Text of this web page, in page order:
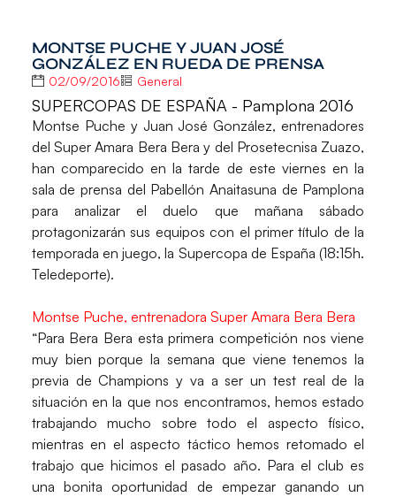
MONTSE PUCHE Y JUAN JOSÉ
GONZÁLEZ EN RUEDA DE PRENSA
02/09/2016 General
SUPERCOPAS DE ESPAÑA - Pamplona 2016
Montse Puche yJuan José González, entrenadores
delSuper Amara Bera Beray del Prosetecnisa Zuazo,
han comparecido en la tarde de este viernes en la
sala de prensa del Pabellón Anaitasuna de Pamplona
para analizar el duelo que mañana sábado
protagonizarán sus equipos con el primer título de la
temporada en juego, la Supercopa de España (18:15h.
Teledeporte).
Montse Puche, entrenadora Super Amara Bera Bera
“Para Bera Bera esta primera competición nos viene
muy bien porque la semana que viene tenemos la
previa de Champions y va a ser un test real de la
situación en la que nos encontramos, hemos estado
trabajando mucho sobre todo el aspecto físico,
mientras en el aspecto táctico hemos retomado el
trabajo que hicimos el pasado año. Para el club es
una bonita oportunidad de empezar ganando un